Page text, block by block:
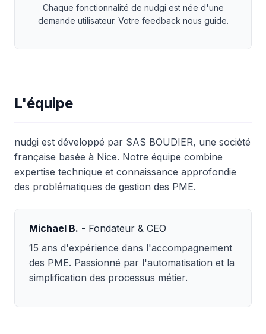
Chaque fonctionnalité de nudgi est née d'une
demande utilisateur. Votre feedback nous guide.
L'équipe
nudgi est développé par SAS BOUDIER, une société
française basée à Nice. Notre équipe combine
expertise technique et connaissance approfondie
des problématiques de gestion des PME.
Michael B. - Fondateur & CEO
15 ans d'expérience dans l'accompagnement
des PME. Passionné par l'automatisation et la
simplification des processus métier.